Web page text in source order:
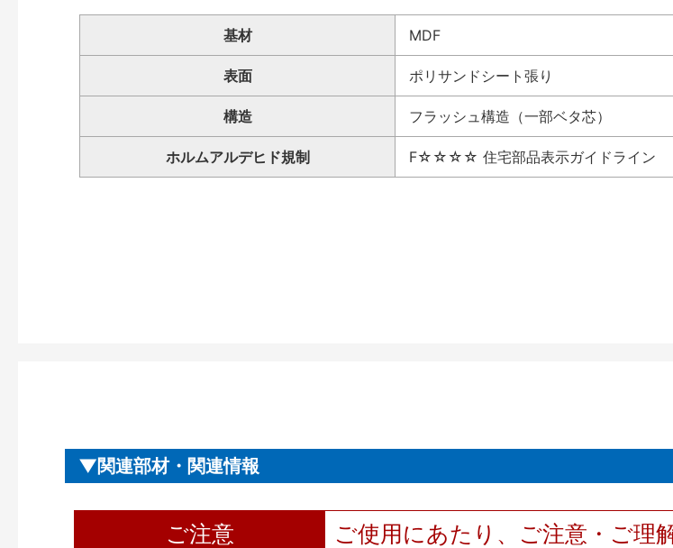
基材 MDF
表面 ポリサンドシート張り
構造 フラッシュ構造（一部ベタ芯）
ホルムアルデヒド規制 F☆☆☆☆ 住宅部品表示ガイドライン
関連部材・関連情報
ご注意 ご使用にあたり、ご注意・ご理